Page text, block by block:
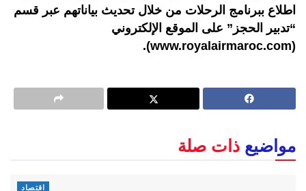
اطلاع ببرنامج الرحلات من خلال تحديث بياناتهم عبر قسم
“تدبير الحجز” على الموقع الإلكتروني
(www.royalairmaroc.com).
مواضيع ذات صلة
اقتصاد